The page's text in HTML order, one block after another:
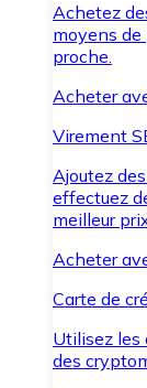
Achetez
moyens
proche.
Acheter
Virement
Ajoutez
effectuez
meilleur
Acheter
Carte de
Utilisez les
des